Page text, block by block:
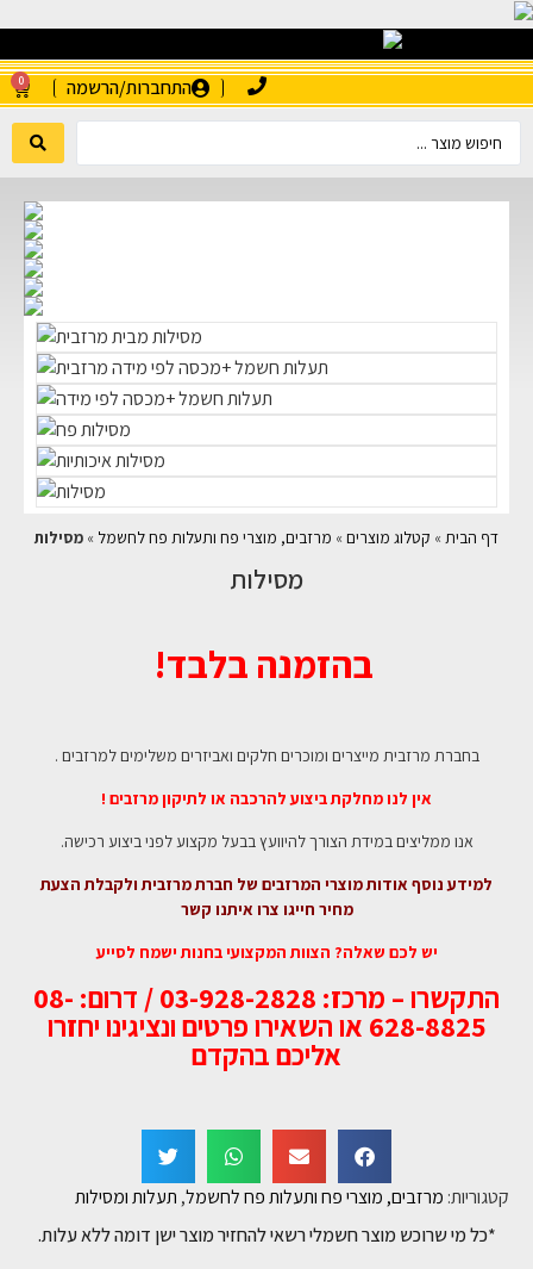
התחברות/הרשמה 0
דף הבית » קטלוג מוצרים » מרזבים, מוצרי פח ותעלות פח לחשמל » מסילות
מסילות
בהזמנה בלבד!
בחברת מרזבית מייצרים ומוכרים חלקים ואביזרים משלימים למרזבים .
אין לנו מחלקת ביצוע להרכבה או לתיקון מרזבים !
אנו ממליצים במידת הצורך להיוועץ בבעל מקצוע לפני ביצוע רכישה.
למידע נוסף אודות מוצרי המרזבים של חברת מרזבית ולקבלת הצעת
מחיר חייגו צרו איתנו קשר
יש לכם שאלה? הצוות המקצועי בחנות ישמח לסייע
התקשרו – מרכז: 03-928-2828 / דרום: 08-
628-8825 או השאירו פרטים ונציגינו יחזרו
אליכם בהקדם
קטגוריות: מרזבים, מוצרי פח ותעלות פח לחשמל, תעלות ומסילות
*כל מי שרוכש מוצר חשמלי רשאי להחזיר מוצר ישן דומה ללא עלות.